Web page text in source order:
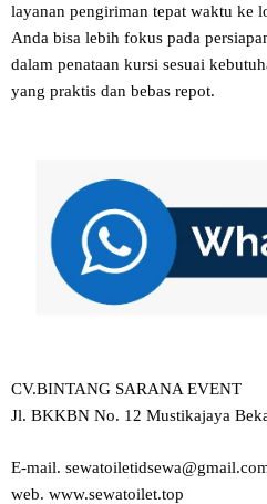
layanan pengiriman tepat waktu ke
Anda bisa lebih fokus pada
dalam penataan kursi sesuai
yang praktis dan bebas repot.
CV.BINTANG SARANA EVENT
Jl. BKKBN No. 12 Mustikajaya
E-mail.
web. www.sewatoilet.top